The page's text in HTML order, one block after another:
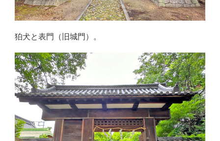
狛犬と表門（旧城門）。